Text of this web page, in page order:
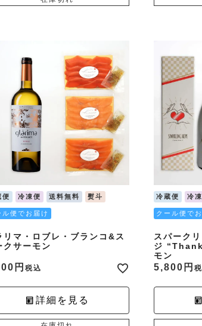
便 冷凍便 送料無料 熨斗
ル便でお届け
リマ・ロブレ・ブランコ&ス
クサーモン
税込
詳細を見る
冷蔵便 冷
クール便で
スパーク
ジ
モン
5,800